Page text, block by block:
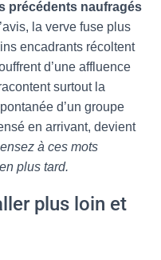
précédents naufragés
la verve fuse plus
encadrants récoltent
d’une affluence
surtout la
d’un groupe
en arrivant, devient
à ces mots
plus tard.
plus loin et